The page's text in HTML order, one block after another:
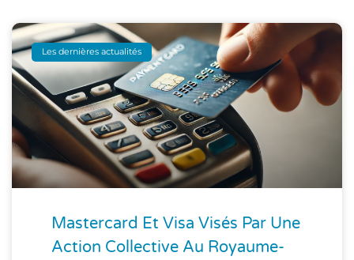
Les dernières actualités
Mastercard Et Visa Visés Par Une
Action Collective Au Royaume-